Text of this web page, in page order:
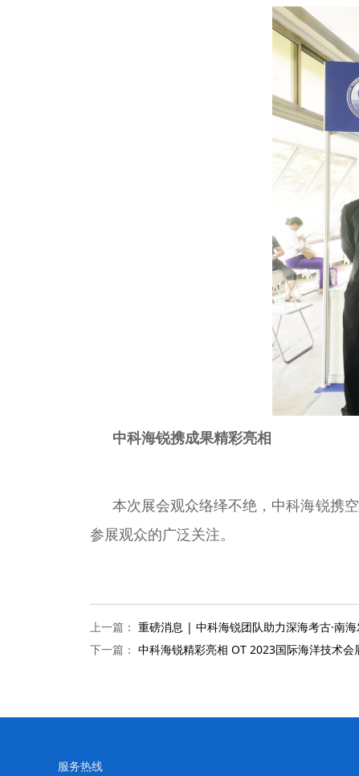
中科海锐携成果精彩亮相
本次展会观众络绎不绝，中科海锐携
参展观众的广泛关注。
上一篇： 重磅消息 | 中科海锐团队助力深海考古·南
下一篇： 中科海锐精彩亮相 OT 2023国际海洋技术会
服务热线